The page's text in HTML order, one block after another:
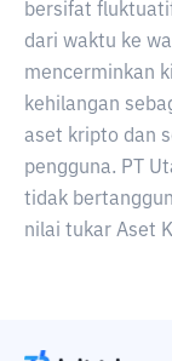
bersifat
dari waktu ke
mencerminkan
kehilangan
aset kripto dan
pengguna. PT
tidak
nilai tukar Aset